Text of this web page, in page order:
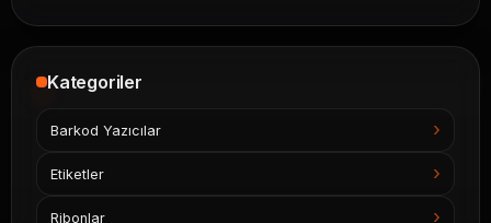
Kategoriler
Barkod Yazıcılar
Etiketler
Ribonlar